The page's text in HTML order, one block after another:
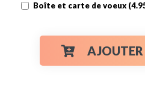
Boîte et carte de voeux